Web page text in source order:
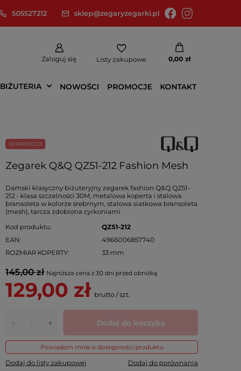
505527212 sklep@zegaryzegarki.pl
Zaloguj się Listy zakupowe 0,00 zł
BIŻUTERIA NOWOŚCI PROMOCJE KONTAKT
W PROMOCJI
Zegarek Q&Q QZ51-212 Fashion Mesh
Damski klasyczny biżuteryjny zegarek fashion Q&Q QZ51-
212 - klasa szczelności 30M, metalowa koperta i stalowa
bransoleta w kolorze srebrnym, stalowa siatkowa bransoleta
(mesh), tarcza zdobiona cyrkoniami
Kod produktu
QZ51-212
EAN
4966006857740
ROZMIAR KOPERTY
33 mm
145,00 zł Najniższa cena z 30 dni przed obniżką
129,00 zł brutto/szt.
- + Dodaj do koszyka
Powiadom mnie o dostępności produktu
Dodaj do listy zakupowej Dodaj do porównania